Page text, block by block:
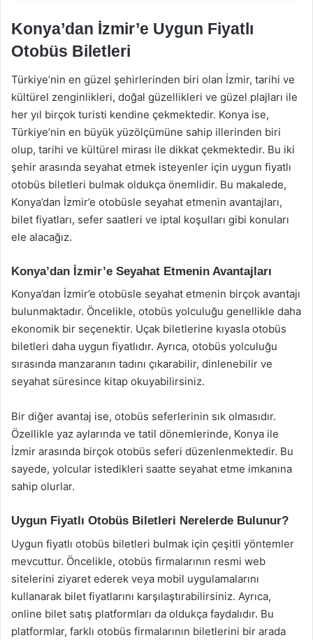
Konya’dan İzmir’e Uygun Fiyatlı
Otobüs Biletleri
Türkiye’nin en güzel şehirlerinden biri olan İzmir, tarihi ve
kültürel zenginlikleri, doğal güzellikleri ve güzel plajları ile
her yıl birçok turisti kendine çekmektedir. Konya ise,
Türkiye’nin en büyük yüzölçümüne sahip illerinden biri
olup, tarihi ve kültürel mirası ile dikkat çekmektedir. Bu iki
şehir arasında seyahat etmek isteyenler için uygun fiyatlı
otobüs biletleri bulmak oldukça önemlidir. Bu makalede,
Konya’dan İzmir’e otobüsle seyahat etmenin avantajları,
bilet fiyatları, sefer saatleri ve iptal koşulları gibi konuları
ele alacağız.
Konya’dan İzmir’e Seyahat Etmenin Avantajları
Konya’dan İzmir’e otobüsle seyahat etmenin birçok avantajı
bulunmaktadır. Öncelikle, otobüs yolculuğu genellikle daha
ekonomik bir seçenektir. Uçak biletlerine kıyasla otobüs
biletleri daha uygun fiyatlıdır. Ayrıca, otobüs yolculuğu
sırasında manzaranın tadını çıkarabilir, dinlenebilir ve
seyahat süresince kitap okuyabilirsiniz.
Bir diğer avantaj ise, otobüs seferlerinin sık olmasıdır.
Özellikle yaz aylarında ve tatil dönemlerinde, Konya ile
İzmir arasında birçok otobüs seferi düzenlenmektedir. Bu
sayede, yolcular istedikleri saatte seyahat etme imkanına
sahip olurlar.
Uygun Fiyatlı Otobüs Biletleri Nerelerde Bulunur?
Uygun fiyatlı otobüs biletleri bulmak için çeşitli yöntemler
mevcuttur. Öncelikle, otobüs firmalarının resmi web
sitelerini ziyaret ederek veya mobil uygulamalarını
kullanarak bilet fiyatlarını karşılaştırabilirsiniz. Ayrıca,
online bilet satış platformları da oldukça faydalıdır. Bu
platformlar, farklı otobüs firmalarının biletlerini bir arada